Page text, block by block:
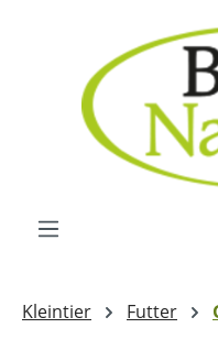
Zum Hauptinhalt
Kleintier Futter